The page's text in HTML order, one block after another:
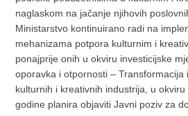
naglaskom na jačanje njihovih
Ministarstvo kontinuirano radi na
mehanizama potpora kulturnim i
ponajprije onih u okviru investicijske
oporavka i otpornosti –
kulturnih i kreativnih industrija, u okviru
godine planira objaviti Javni poziv za